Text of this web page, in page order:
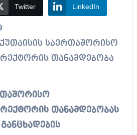
Twitter LinkedIn
რექტორის თანამდებობა
რექტორის თანამდებობას